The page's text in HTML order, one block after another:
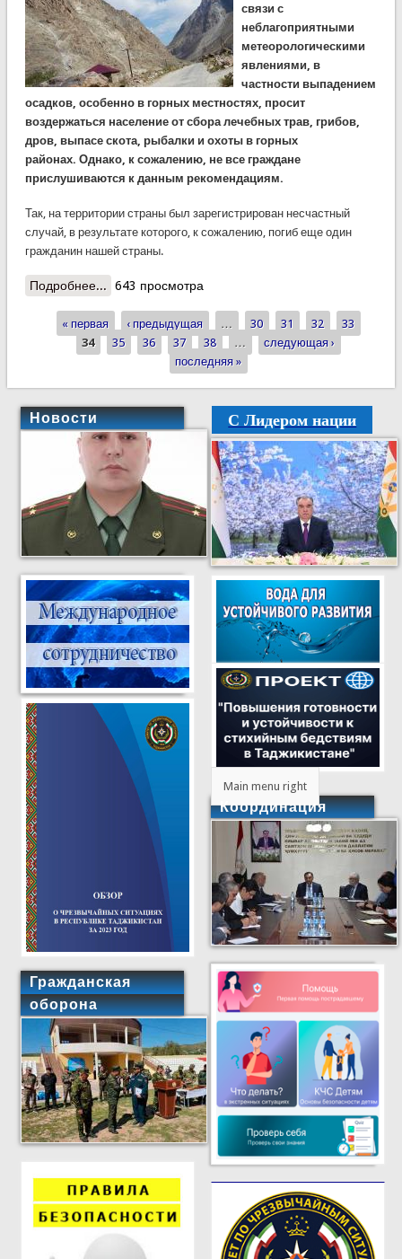
связи с
неблагоприятными
метеорологическими
явлениями, в
частности выпадением
осадков, особенно в горных местностях, просит
воздержаться население от сбора лечебных трав, грибов,
дров, выпасе скота, рыбалки и охоты в горных
районах. Однако, к сожалению, не все граждане
прислушиваются к данным рекомендациям.
Так, на территории страны был зарегистрирован несчастный
случай, в результате которого, к сожалению, погиб еще один
гражданин нашей страны.
Подробнее... о В Дарвазе при сборе кислячки погиб местный
643 просмотра
Страницы
« первая ‹ предыдущая … 30 31 32
33
34
35 36 37 38 …
следующая ›
последняя »
Новости
Гражданская
оборона
С Лидером нации
Main menu right
Координация